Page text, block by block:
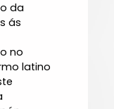
da
ás
no
latino